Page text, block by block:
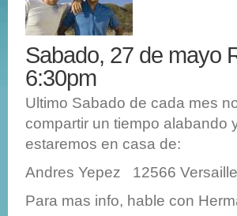
Sabado, 27 de mayo
6:30pm
Ultimo Sabado de cada mes
compartir un tiempo
estaremos en casa de:
Andres Yepez 12566
Para mas info, hable con